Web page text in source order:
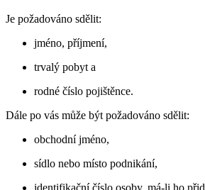
Je požadováno sdělit:
jméno, příjmení,
trvalý pobyt a
rodné číslo pojištěnce.
Dále po vás může být požadováno sdělit:
obchodní jméno,
sídlo nebo místo podnikání,
identifikační číslo osoby, má-li ho